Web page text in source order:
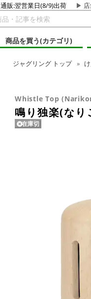
通販:翌営業日(8/9)出荷
商品を買う(カテゴリ)
ジャグリング トップ
Whistle Top
鳴り独楽(なり
在庫切